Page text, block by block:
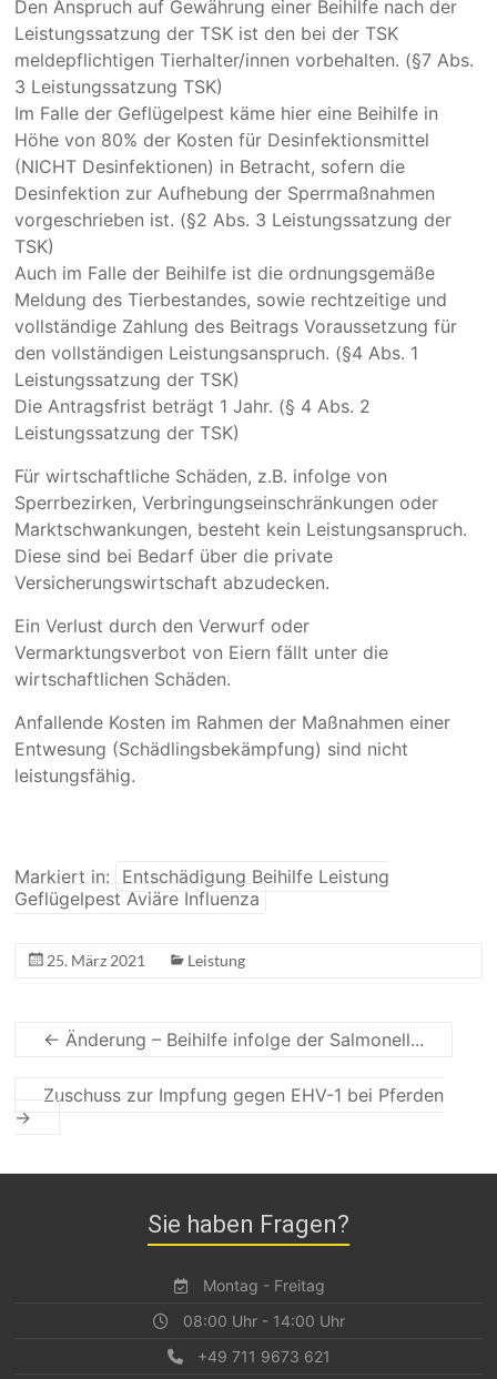
Den Anspruch auf Gewährung einer Beihilfe nach der
Leistungssatzung der TSK ist den bei der TSK
meldepflichtigen Tierhalter/innen vorbehalten. (§7 Abs.
3 Leistungssatzung TSK)
Im Falle der Geflügelpest käme hier eine Beihilfe in
Höhe von 80% der Kosten für Desinfektionsmittel
(NICHT Desinfektionen) in Betracht, sofern die
Desinfektion zur Aufhebung der Sperrmaßnahmen
vorgeschrieben ist. (§2 Abs. 3 Leistungssatzung der
TSK)
Auch im Falle der Beihilfe ist die ordnungsgemäße
Meldung des Tierbestandes, sowie rechtzeitige und
vollständige Zahlung des Beitrags Voraussetzung für
den vollständigen Leistungsanspruch. (§4 Abs. 1
Leistungssatzung der TSK)
Die Antragsfrist beträgt 1 Jahr. (§ 4 Abs. 2
Leistungssatzung der TSK)
Für wirtschaftliche Schäden, z.B. infolge von
Sperrbezirken, Verbringungseinschränkungen oder
Marktschwankungen, besteht kein Leistungsanspruch.
Diese sind bei Bedarf über die private
Versicherungswirtschaft abzudecken.
Ein Verlust durch den Verwurf oder
Vermarktungsverbot von Eiern fällt unter die
wirtschaftlichen Schäden.
Anfallende Kosten im Rahmen der Maßnahmen einer
Entwesung (Schädlingsbekämpfung) sind nicht
leistungsfähig.
Markiert in:
Entschädigung Beihilfe Leistung
Geflügelpest Aviäre Influenza
25. März 2021 Leistung
← Änderung – Beihilfe infolge der Salmonell...
Zuschuss zur Impfung gegen EHV-1 bei Pferden
→
Sie haben Fragen?
Montag - Freitag
08:00 Uhr - 14:00 Uhr
+49 711 9673 621